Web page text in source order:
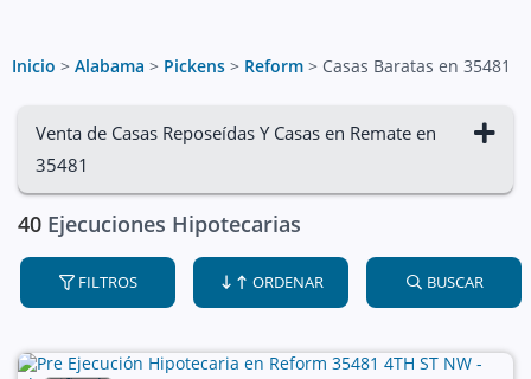
Inicio > Alabama > Pickens > Reform > Casas Baratas en 35481
Venta de Casas Reposeídas Y Casas en Remate en
35481
40 Ejecuciones Hipotecarias
FILTROS ORDENAR BUSCAR